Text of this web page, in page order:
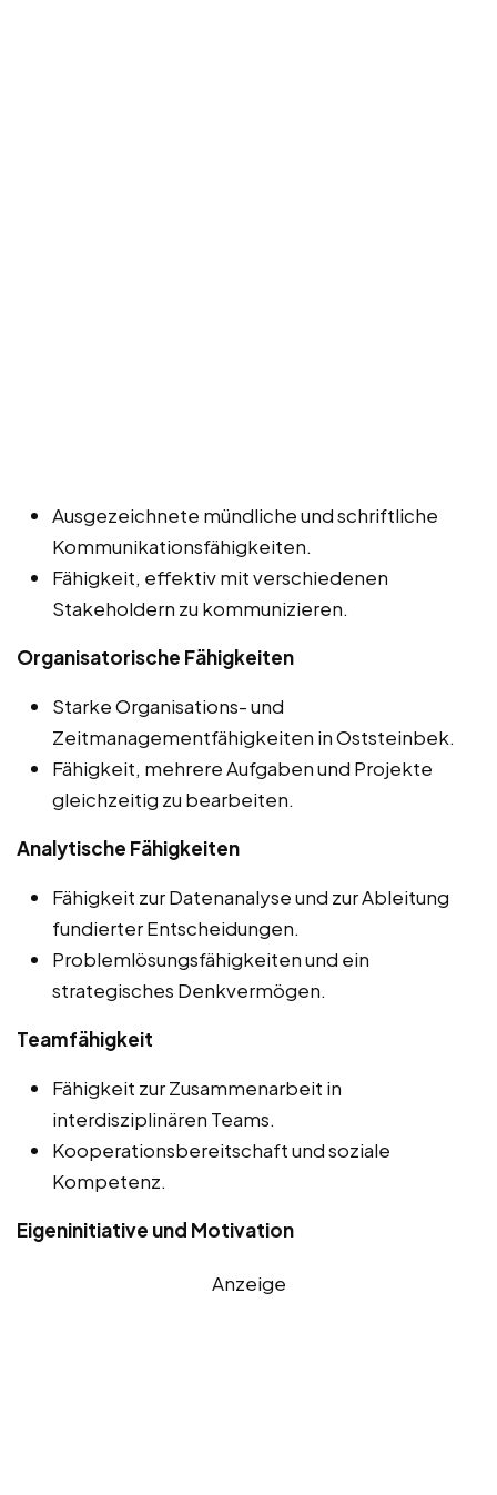
Ausgezeichnete mündliche und schriftliche
Kommunikationsfähigkeiten.
Fähigkeit, effektiv mit verschiedenen
Stakeholdern zu kommunizieren.
Organisatorische Fähigkeiten
Starke Organisations- und
Zeitmanagementfähigkeiten in Oststeinbek.
Fähigkeit, mehrere Aufgaben und Projekte
gleichzeitig zu bearbeiten.
Analytische Fähigkeiten
Fähigkeit zur Datenanalyse und zur Ableitung
fundierter Entscheidungen.
Problemlösungsfähigkeiten und ein
strategisches Denkvermögen.
Teamfähigkeit
Fähigkeit zur Zusammenarbeit in
interdisziplinären Teams.
Kooperationsbereitschaft und soziale
Kompetenz.
Eigeninitiative und Motivation
Anzeige